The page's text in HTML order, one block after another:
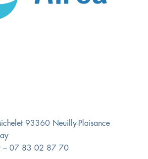
93360 Neuilly-Plaisance
– 07 83 02 87 70